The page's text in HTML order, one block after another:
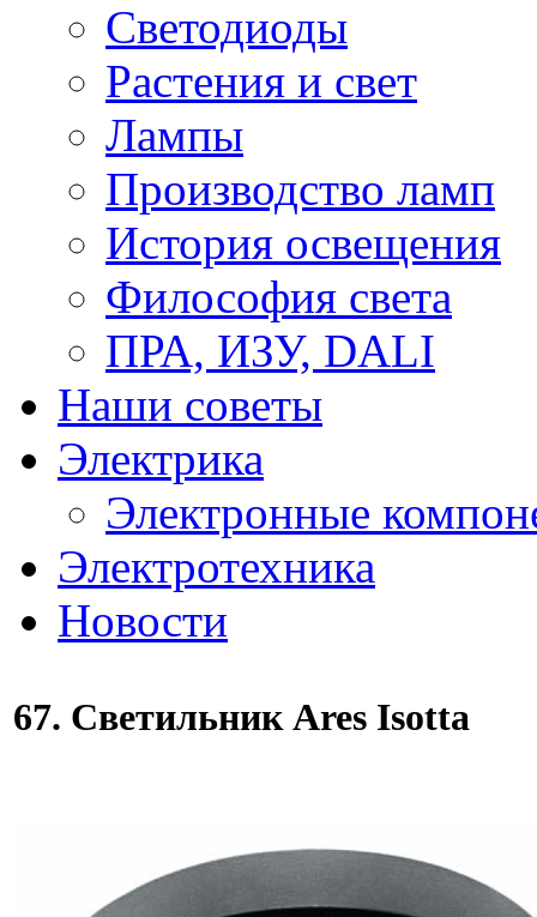
Светодиоды
Растения и свет
Лампы
Производство ламп
История освещения
Философия света
ПРА, ИЗУ, DALI
Наши советы
Электрика
Электронные
Электротехника
Новости
67. Светильник Ares Isotta